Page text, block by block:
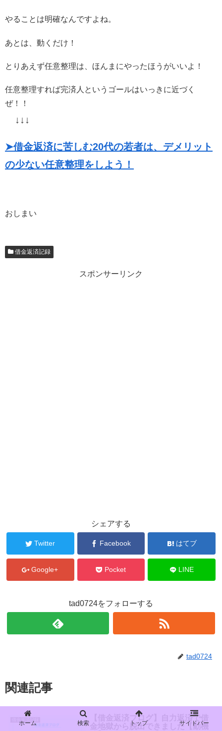
やることは明確なんですよね。
あとは、動くだけ！
とりあえず任意整理は、ほんまにやったほうがいいよ！
任意整理すれば完済人というゴールはいっきに近づく
ぜ！！
↓↓↓
➤借金返済に苦しむ20代の若者は、デメリット
の少ない任意整理をしよう！
おしまい
借金返済記録
スポンサーリンク
シェアする
Twitter Facebook はてブ
Google+ Pocket LINE
tad0724をフォローする
tad0724
関連記事
【借金返済ブログ】自力返済で借
金地獄から脱出できました【動機
ホーム 検索 トップ サイドバー